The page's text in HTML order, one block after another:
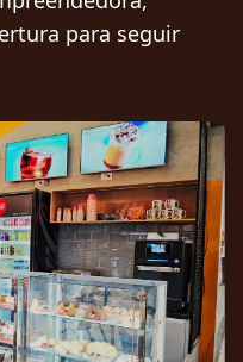
para seguir